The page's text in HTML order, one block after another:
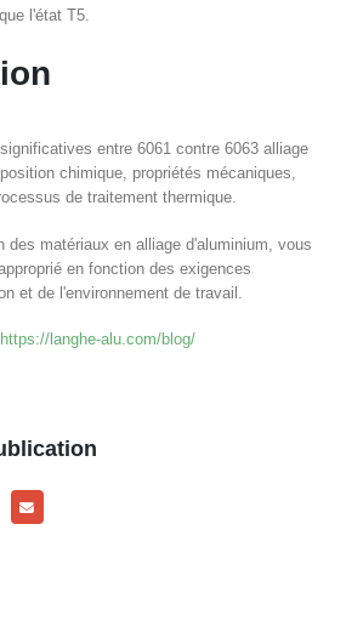
l'état T5.
entre 6061 contre 6063 alliage
chimique, propriétés mécaniques,
de traitement thermique.
des matériaux en alliage d'aluminium, vous
en fonction des exigences
et de l'environnement de travail.
https://langhe-alu.com/blog/